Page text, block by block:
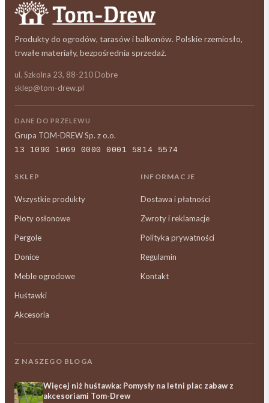
Produkty do ogrodów, tarasów i balkonów. Polskie rzemiosło,
trwałe materiały, bezpośrednia sprzedaż.
ul. Szkolna 23, 88-210 Dobre
sklep@tom-drew.pl
DANE DO PRZELEWU
Grupa TOM-DREW Sp. z o.o.
13 1090 1069 0000 0001 5814 5574
SKLEP
Wszystkie produkty
Płoty osłonowe
Pergole
Donice
Meble ogrodowe
Huśtawki
Akcesoria
INFORMACJE
Dostawa i płatności
Zwroty i reklamacje
Polityka prywatności
Regulamin
Kontakt
Z NASZEGO BLOGA
Więcej niż huśtawka: Pomysły na letni plac zabaw z
akcesoriami Tom-Drew